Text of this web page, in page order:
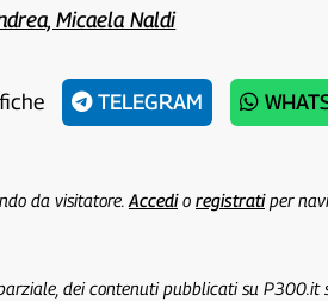
Micaela Naldi
TELEGRAM
da visitatore. Accedio registratiper
dei contenuti pubblicati su